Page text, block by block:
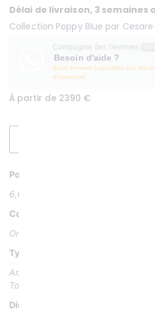
Délai de livraison, 3 semaines
Collection Poppy Blue par
Compagnie des Gemmes
Besoin d'aide ?
Nous sommes joignables aux
d'ouverture
À partir de 2390 €
Poids or
6,65 g
Couleur or
Or rose 18K
Type Pierre
Améthyste
Topaze
Dimensions